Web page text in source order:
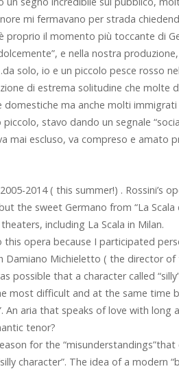
mi fermavano per strada
proprio il momento più toccante di
e nella nostra
solo, io e un piccolo pesce rosso
di estrema solitudine che molte
domestiche ma anche molti
stavo dando un segnale
mai escluso, va compreso e amato
2014 ( this summer!) . Rossini’s
the sweet Germano from “La Scala
including La Scala in Milan.
this opera because I participated
Damiano Michieletto ( the director
possible that a character called
most difficult and at the same time
An aria that speaks of love with long
tenor?
for the
character”. The idea of a modern